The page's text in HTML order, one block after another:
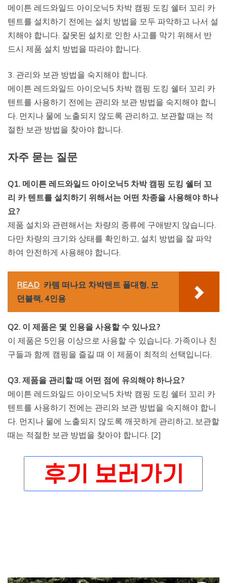
메이튼 레드와일드 아이오닉5 차박 캠핑 도킹 쉘터 꼬리 카
텐트를 설치하기 전에는 설치 방법을 모두 파악하고 나서 설
치해야 합니다. 잘못된 설치로 인한 사고를 막기 위해서 반
드시 제품 설치 방법을 따라야 합니다.
3. 관리와 보관 방법을 숙지해야 합니다.
메이튼 레드와일드 아이오닉5 차박 캠핑 도킹 쉘터 꼬리 카
텐트를 사용하기 전에는 관리와 보관 방법을 숙지해야 합니
다. 먼지나 물에 노출되지 않도록 관리하고, 보관할 때는 적
절한 보관 방법을 찾아야 합니다.
자주 묻는 질문
Q1. 메이튼 레드와일드 아이오닉5 차박 캠핑 도킹 쉘터 꼬
리 카 텐트를 설치하기 위해서는 어떤 차종을 사용해야 하나
요?
제품 설치와 관련해서는 차량의 종류에 구애받지 않습니다.
다만 차량의 크기와 상태를 확인하고, 설치 방법을 잘 파악
하여 안전하게 사용해야 합니다.
READ 카템 떠나요 차박텐트 폴대형, 모
던블랙, 4인용
Q2. 이 제품은 몇 인용을 사용할 수 있나요?
이 제품은 5인용 이상으로 사용할 수 있습니다. 가족이나 친
구들과 함께 캠핑을 즐길 때 이 제품이 최적의 선택입니다.
Q3. 제품을 관리할 때 어떤 점에 유의해야 하나요?
메이튼 레드와일드 아이오닉5 차박 캠핑 도킹 쉘터 꼬리 카
텐트를 사용하기 전에는 관리와 보관 방법을 숙지해야 합니
다. 먼지나 물에 노출되지 않도록 깨끗하게 관리하고, 보관할
때는 적절한 보관 방법을 찾아야 합니다. [2]